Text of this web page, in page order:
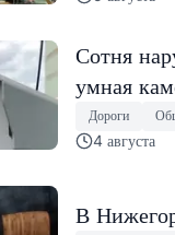
Сотня
умная
Дороги
4 августа
В